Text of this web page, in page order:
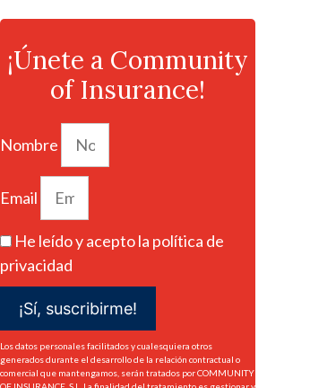
¡Únete a Community
of Insurance!
Nombre
Email
He leído y acepto la política de
privacidad
¡Sí, suscribirme!
Los datos personales facilitados y cualesquiera otros
generados durante el desarrollo de la relación contractual o
comercial que mantengamos, serán tratados por COMMUNITY